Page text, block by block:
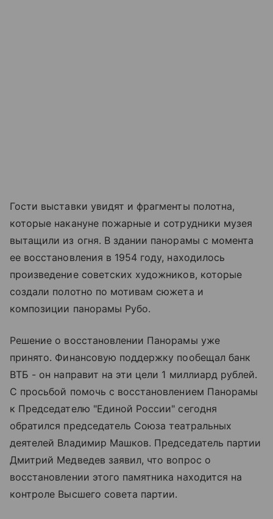
Гости выставки увидят и фрагменты полотна,
которые накануне пожарные и сотрудники музея
вытащили из огня. В здании панорамы с момента
ее восстановления в 1954 году, находилось
произведение советских художников, которые
создали полотно по мотивам сюжета и
композиции панорамы Рубо.
Решение о восстановлении Панорамы уже
принято. Финансовую поддержку пообещал банк
ВТБ - он направит на эти цели 1 миллиард рублей.
С просьбой помочь с восстановлением Панорамы
к Председателю "Единой России" сегодня
обратился председатель Союза театральных
деятелей Владимир Машков. Председатель партии
Дмитрий Медведев заявил, что вопрос о
восстановлении этого памятника находится на
контроле Высшего совета партии.